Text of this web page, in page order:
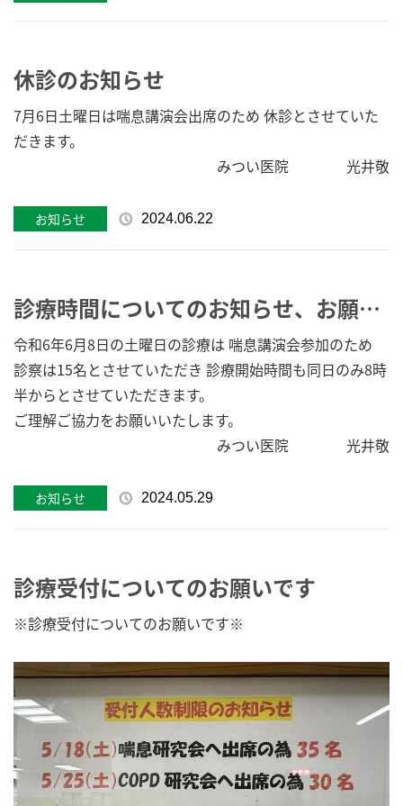
休診のお知らせ
7月6日土曜日は喘息講演会出席のため 休診とさせていた
だきます。
みつい医院 光井敬
お知らせ 2024.06.22
診療時間についてのお知らせ、お願い
です。
令和6年6月8日の土曜日の診療は 喘息講演会参加のため
診察は15名とさせていただき 診療開始時間も同日のみ8時
半からとさせていただきます。
ご理解ご協力をお願いいたします。
みつい医院 光井敬
お知らせ 2024.05.29
診療受付についてのお願いです
※診療受付についてのお願いです※